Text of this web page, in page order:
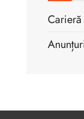
Carieră